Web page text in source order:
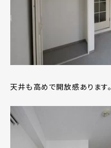
天井も高めで開放感あります。